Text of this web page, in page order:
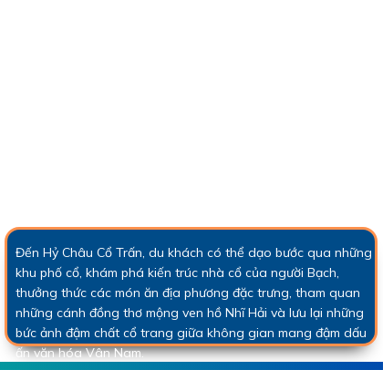
Đến Hỷ Châu Cổ Trấn, du khách có thể dạo bước qua những
khu phố cổ, khám phá kiến trúc nhà cổ của người Bạch,
thưởng thức các món ăn địa phương đặc trưng, tham quan
những cánh đồng thơ mộng ven hồ Nhĩ Hải và lưu lại những
bức ảnh đậm chất cổ trang giữa không gian mang đậm dấu
ấn văn hóa Vân Nam.